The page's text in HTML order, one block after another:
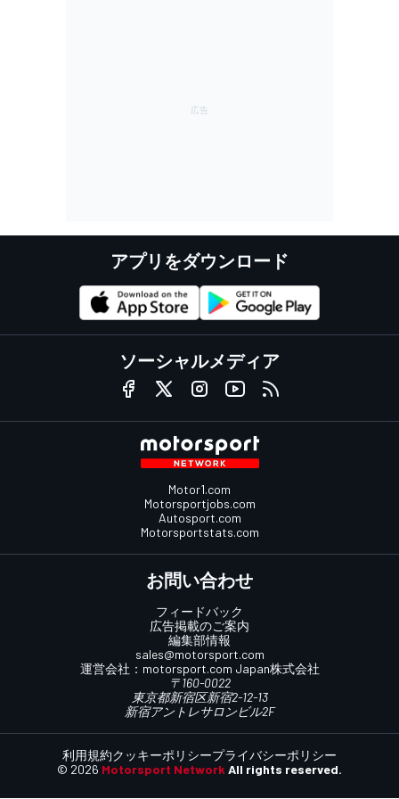
アプリをダウンロード
ソーシャルメディア
Motor1.com
Motorsportjobs.com
Autosport.com
Motorsportstats.com
お問い合わせ
フィードバック
広告掲載のご案内
編集部情報
sales@motorsport.com
運営会社： motorsport.com Japan株式会社
〒160-0022
東京都新宿区新宿2-12-13
新宿アントレサロンビル2F
© 2026 Motorsport Network All rights reserved.
利用規約クッキーポリシープライバシーポリシー